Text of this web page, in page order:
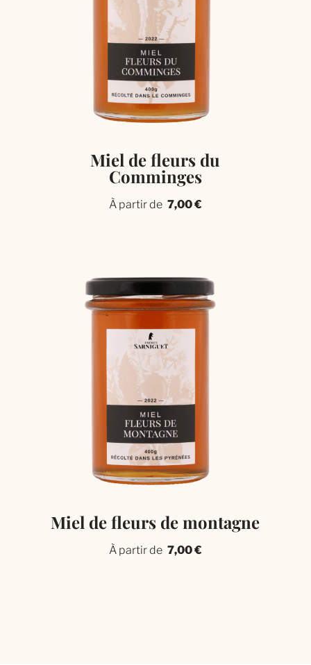
Miel de fleurs du
Comminges
À partir de 7,00€
Miel de fleurs de montagne
À partir de 7,00€